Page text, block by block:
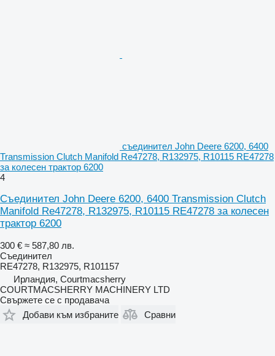
съединител John Deere 6200, 6400
Transmission Clutch Manifold Re47278, R132975, R10115 RE47278
за колесен трактор 6200
4
Съединител John Deere 6200, 6400 Transmission Clutch
Manifold Re47278, R132975, R10115 RE47278 за колесен
трактор 6200
300 € ≈ 587,80 лв.
Съединител
RE47278, R132975, R101157
Ирландия, Courtmacsherry
COURTMACSHERRY MACHINERY LTD
Свържете се с продавача
Добави към избраните
Сравни